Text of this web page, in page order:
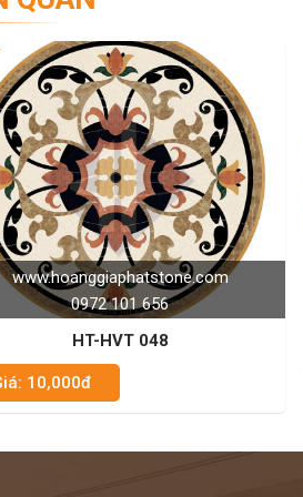
www.hoanggiaphatstone.com
0972 101 656
HT-HVT 005
Giá: 10,000đ